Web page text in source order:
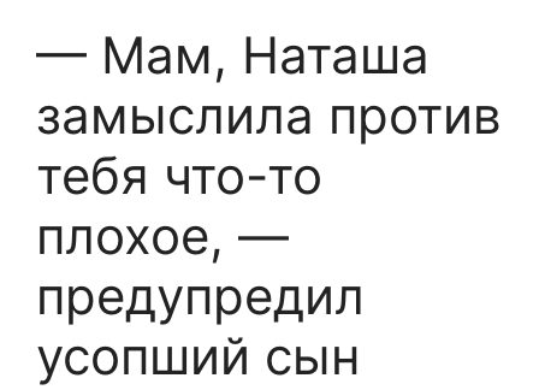
— Мам, Наташа
замыслила против
тебя что-то
плохое, —
предупредил
усопший сын